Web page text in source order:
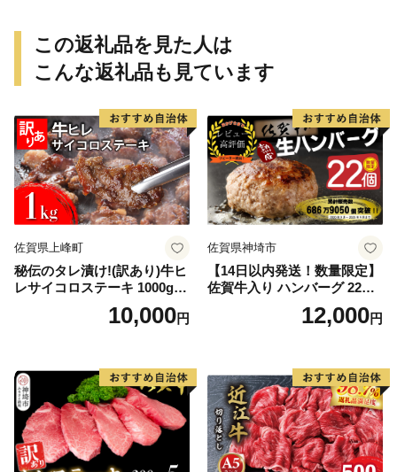
この返礼品を見た人は
こんな返礼品も見ています
佐賀県上峰町
秘伝のタレ漬け!(訳あり)牛ヒ
レサイコロステーキ 1000g
10,000円
佐賀県神埼市
【14日以内発送！数量限定】
佐賀牛入り ハンバーグ 22個
2.6kg(120g×22個)【佐賀牛
黒毛和牛 ブランド牛 九州 ハ
気】(H083106)
12,000円